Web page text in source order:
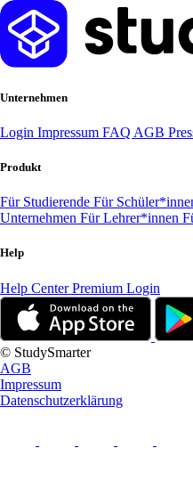
Unternehmen
Login Impressum FAQ AGB
Produkt
Für Studierende Für
Unternehmen Für Lehrer*innen
Help
Help CenterPremium Login
© StudySmarter
AGB
Impressum
Datenschutzerklärung